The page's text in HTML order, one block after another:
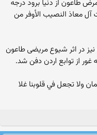
طاعون از دنیا برود درجه
آل معاذ النصيب الأوفر من
در اثر شیوع مریضی طاعون
ولا تجعل في قلوبنا غلا